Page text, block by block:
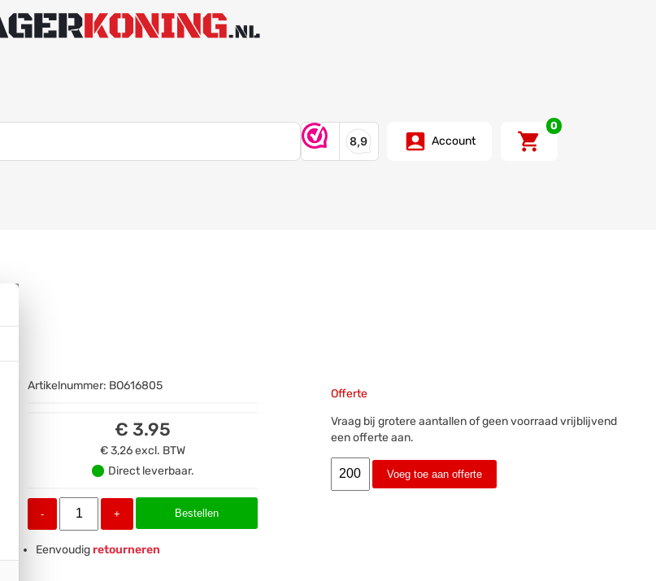
Account
0
Artikelnummer: BO616805
€ 3.95
€ 3,26excl. BTW
Direct leverbaar.
- + Bestellen
Eenvoudigretourneren
Offerte
Vraag bij grotere aantallen of geen voorraad vrijblijvend
een offerte aan.
Voeg toe aan offerte